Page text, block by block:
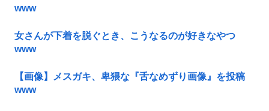
www
女さんが下着を脱ぐとき、こうなるのが好きなやつ
www
【画像】メスガキ、卑猥な『舌なめずり画像』を投稿
www